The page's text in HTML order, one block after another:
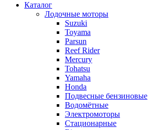
Каталог
Лодочные моторы
Suzuki
Toyama
Parsun
Reef Rider
Mercury
Tohatsu
Yamaha
Honda
Подвесные бензиновые
Водомётные
Электромоторы
Стационарные